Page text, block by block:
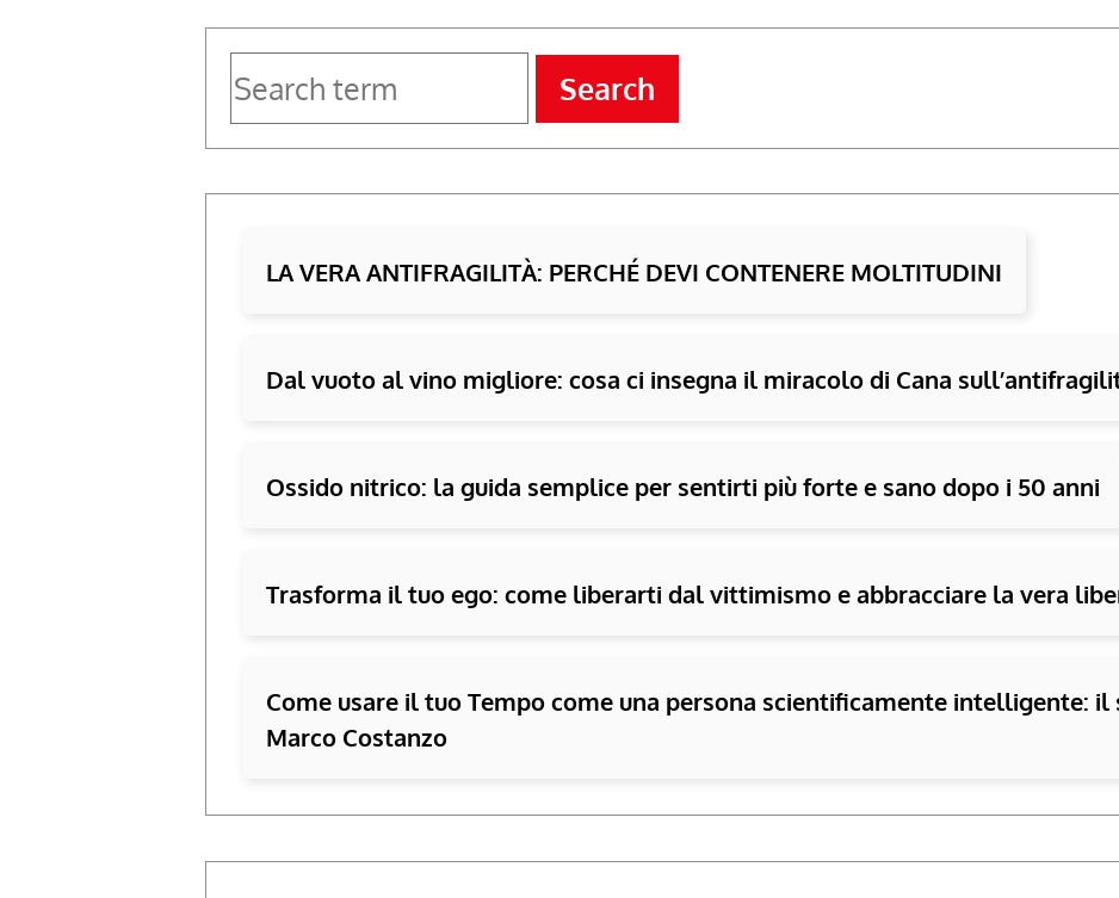
Search
LA VERA ANTIFRAGILITÀ: PERCHÉ DEVI CONTENERE MOLTITUDINI
Dal vuoto al vino migliore: cosa ci insegna il miracolo di Cana
Ossido nitrico: la guida semplice per sentirti più forte e sano dopo i 50 anni
Trasforma il tuo ego: come liberarti dal vittimismo e abbracciare la vera
Come usare il tuo Tempo come una persona scientificamente intelligente: il
Marco Costanzo